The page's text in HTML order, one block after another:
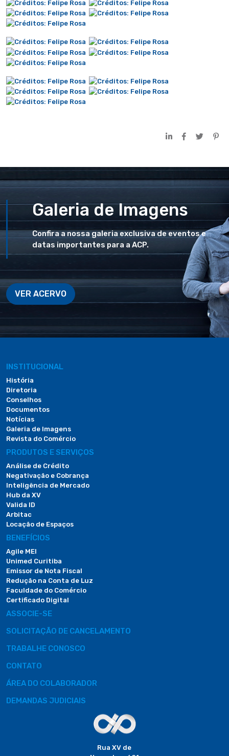
Galeria de Imagens
Confira a nossa galeria exclusiva de eventos e
datas importantes para a ACP.
VER ACERVO
INSTITUCIONAL
História
Diretoria
Conselhos
Documentos
Notícias
Galeria de Imagens
Revista do Comércio
PRODUTOS E SERVIÇOS
Análise de Crédito
Negativação e Cobrança
Inteligência de Mercado
Hub da XV
Valida ID
Arbitac
Locação de Espaços
BENEFÍCIOS
Agile MEI
Unimed Curitiba
Emissor de Nota Fiscal
Redução na Conta de Luz
Faculdade do Comércio
Certificado Digital
ASSOCIE-SE
SOLICITAÇÃO DE CANCELAMENTO
TRABALHE CONOSCO
CONTATO
ÁREA DO COLABORADOR
DEMANDAS JUDICIAIS
Rua XV de